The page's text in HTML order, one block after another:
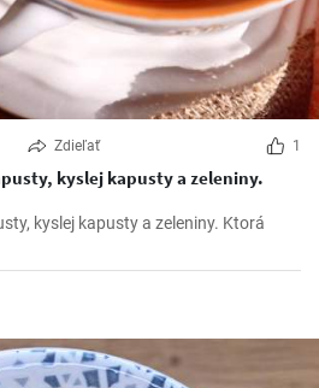
Zdieľať 1
kyslej kapusty a zeleniny.
kyslej kapusty a zeleniny. Ktorá